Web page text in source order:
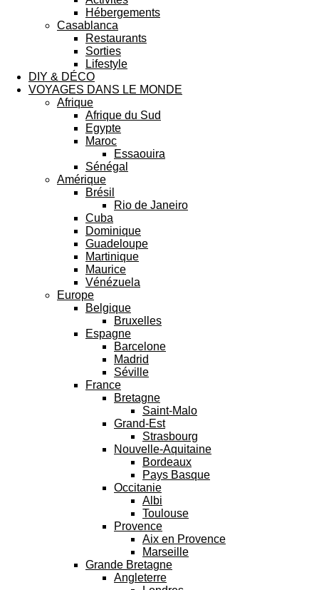
Hébergements
Casablanca
Restaurants
Sorties
Lifestyle
DIY & DÉCO
VOYAGES DANS LE MONDE
Afrique
Afrique du Sud
Egypte
Maroc
Essaouira
Sénégal
Amérique
Brésil
Rio de Janeiro
Cuba
Dominique
Guadeloupe
Martinique
Maurice
Vénézuela
Europe
Belgique
Bruxelles
Espagne
Barcelone
Madrid
Séville
France
Bretagne
Saint-Malo
Grand-Est
Strasbourg
Nouvelle-Aquitaine
Bordeaux
Pays Basque
Occitanie
Albi
Toulouse
Provence
Aix en Provence
Marseille
Grande Bretagne
Angleterre